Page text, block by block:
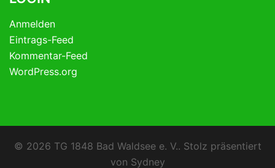
Anmelden
Eintrags-Feed
Kommentar-Feed
WordPress.org
© 2026 TG 1848 Bad Waldsee e. V.. Stolz präsentiert
von Sydney